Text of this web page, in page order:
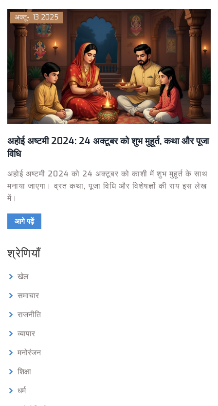
अक्तू॰, 13 2025
अहोई अष्टमी 2024: 24 अक्टूबर को शुभ मुहूर्त, कथा और पूजा
विधि
अहोई अष्टमी 2024 को 24 अक्टूबर को काशी में शुभ मुहूर्त के साथ
मनाया जाएगा। व्रत कथा, पूजा विधि और विशेषज्ञों की राय इस लेख
में।
आगे पढ़ें
श्रेणियाँ
खेल
समाचार
राजनीति
व्यापार
मनोरंजन
शिक्षा
धर्म